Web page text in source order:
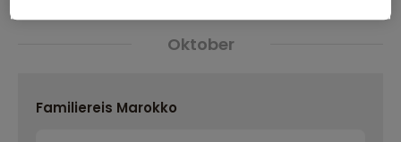
Oktober
Familiereis Marokko